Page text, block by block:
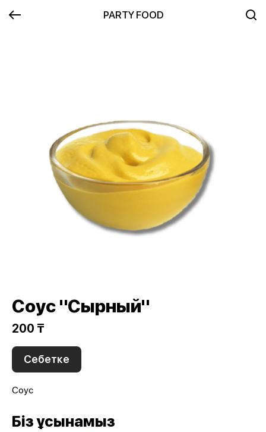
PARTY FOOD
Соус "Сырный"
200 ₸
Себетке
Соус
Біз ұсынамыз